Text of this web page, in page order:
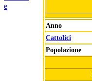
Anno
Cattolici
Popolazione
e